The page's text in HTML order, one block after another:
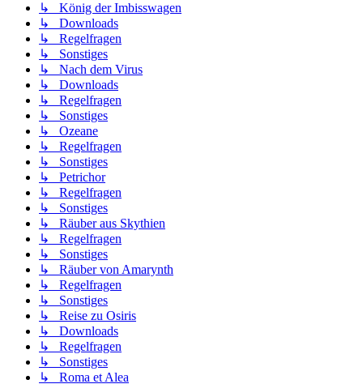
↳ König der Imbisswagen
↳ Downloads
↳ Regelfragen
↳ Sonstiges
↳ Nach dem Virus
↳ Downloads
↳ Regelfragen
↳ Sonstiges
↳ Ozeane
↳ Regelfragen
↳ Sonstiges
↳ Petrichor
↳ Regelfragen
↳ Sonstiges
↳ Räuber aus Skythien
↳ Regelfragen
↳ Sonstiges
↳ Räuber von Amarynth
↳ Regelfragen
↳ Sonstiges
↳ Reise zu Osiris
↳ Downloads
↳ Regelfragen
↳ Sonstiges
↳ Roma et Alea